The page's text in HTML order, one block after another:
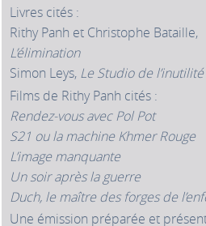
Livres cités :
Rithy Panh et Christophe Bataille,
L’élimination
Simon Leys, Le Studio de l’inutilité
Films de Rithy Panh cités :
Rendez-vous avec Pol Pot
S21 ou la machine Khmer Rouge
L’image manquante
Un soir après la guerre
Duch, le maître des forges de
Une émission préparée et